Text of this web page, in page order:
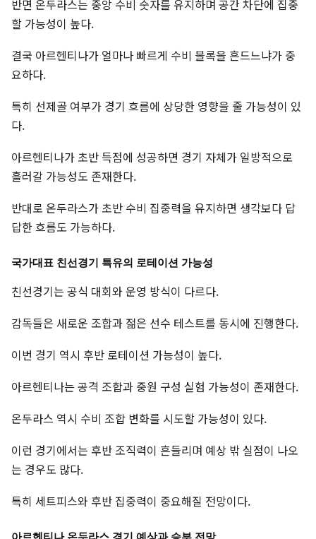
반면 온두라스는 중앙 수비 숫자를 유지하며 공간 차단에 집중
할 가능성이 높다.
결국 아르헨티나가 얼마나 빠르게 수비 블록을 흔드느냐가 중
요하다.
특히 선제골 여부가 경기 흐름에 상당한 영향을 줄 가능성이 있
다.
아르헨티나가 초반 득점에 성공하면 경기 자체가 일방적으로
흘러갈 가능성도 존재한다.
반대로 온두라스가 초반 수비 집중력을 유지하면 생각보다 답
답한 흐름도 가능하다.
국가대표 친선경기 특유의 로테이션 가능성
친선경기는 공식 대회와 운영 방식이 다르다.
감독들은 새로운 조합과 젊은 선수 테스트를 동시에 진행한다.
이번 경기 역시 후반 로테이션 가능성이 높다.
아르헨티나는 공격 조합과 중원 구성 실험 가능성이 존재한다.
온두라스 역시 수비 조합 변화를 시도할 가능성이 있다.
이런 경기에서는 후반 조직력이 흔들리며 예상 밖 실점이 나오
는 경우도 많다.
특히 세트피스와 후반 집중력이 중요해질 전망이다.